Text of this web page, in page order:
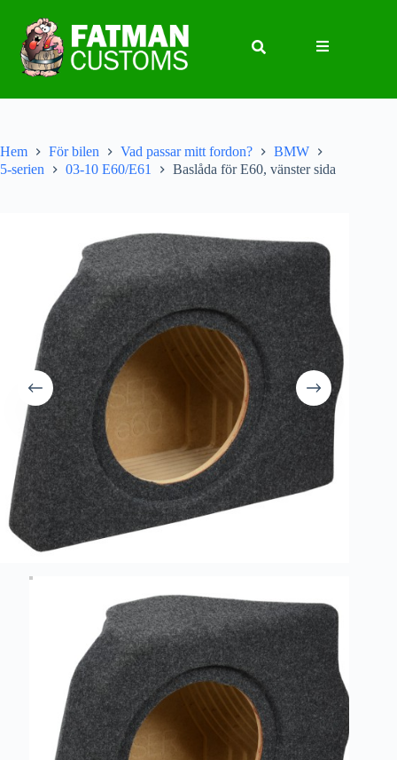
Hem För bilen Vad passar mitt fordon?
BMW
5-serien
03-10 E60/E61 Baslåda för E60, vänster sida